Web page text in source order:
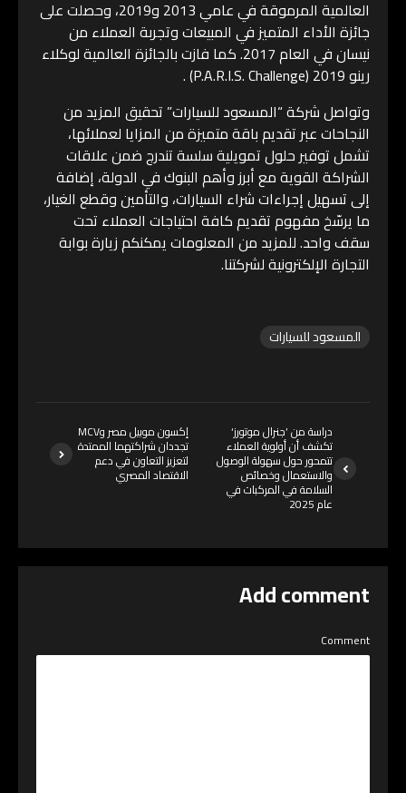
العالمية المرموقة في عامي 2013 و2019، وحصلت على
جائزة الأداء المتميز في المبيعات وتجربة العملاء من
نيسان في العام 2017. كما فازت بالجائزة العالمية لوكلاء
رينو 2019 (P.A.R.I.S. Challenge) .
وتواصل شركة “المسعود للسيارات” تحقيق المزيد من
النجاحات عبر تقديم باقة متميزة من المزايا لعملائها،
تشمل توفير حلول تمويلية سلسة تندرج ضمن علاقات
الشراكة القوية مع أبرز وأهم البنوك في الدولة، إضافة
إلى تسهيل إجراءات شراء السيارات، والتأمين وقطع الغيار،
ما يرسّخ مفهوم تقديم كافة احتياجات العملاء تحت
سقف واحد. للمزيد من المعلومات يمكنكم زيارة بوابة
التجارة الإلكترونية لشركتنا.
المسعود للسيارات
دراسة من ’جنرال موتورز‘
تكشف أن أولوية العملاء
تتمحور حول سهولة الوصول
والاستعمال وخصائص
السلامة في المركبات في
عام 2025
إكسون موبيل مصر وMCV
تجددان شراكتهما الممتدة
لتعزيز التعاون في دعم
الاقتصاد المصري
Add comment
Comment